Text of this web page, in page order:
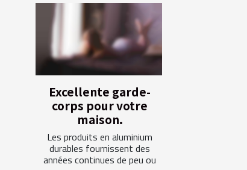
Excellente garde-
corps pour votre
maison.
Les produits en aluminium
durables fournissent des
années continues de peu ou